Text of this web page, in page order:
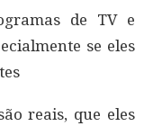
de TV e
se eles
reais, que eles